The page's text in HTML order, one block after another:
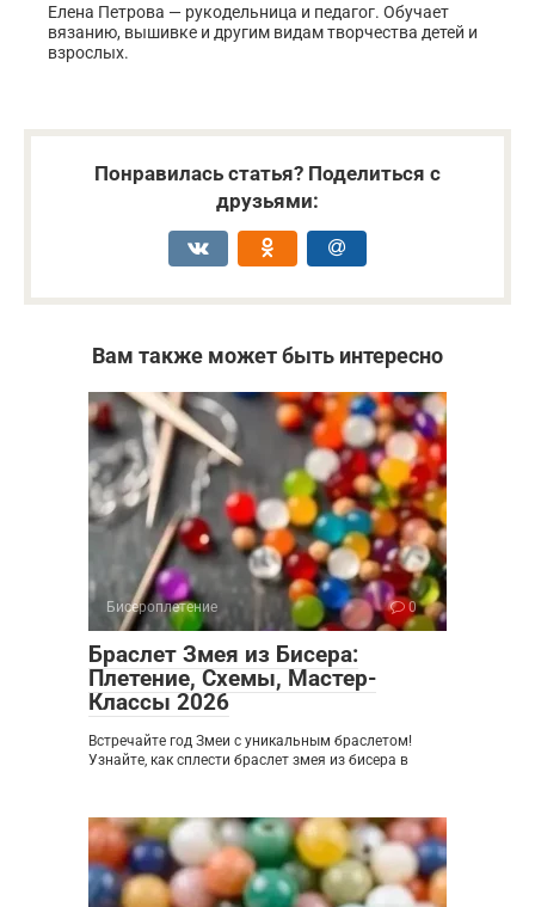
Елена Петрова — рукодельница и педагог. Обучает
вязанию, вышивке и другим видам творчества детей и
взрослых.
Понравилась статья? Поделиться с
друзьями:
Вам также может быть интересно
Бисероплетение 0
Браслет Змея из Бисера:
Плетение, Схемы, Мастер-
Классы 2026
Встречайте год Змеи с уникальным браслетом!
Узнайте, как сплести браслет змея из бисера в